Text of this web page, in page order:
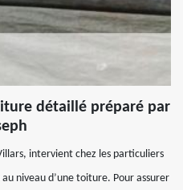
détaillé préparé par
intervient chez les particuliers
niveau d’une toiture. Pour assurer